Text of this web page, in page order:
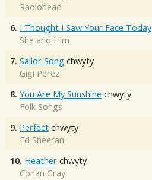
Radiohead
6. I Thought I Saw Your Face Today
She and Him
7. Sailor Song chwyty
Gigi Perez
8. You Are My Sunshine chwyty
Folk Songs
9. Perfect chwyty
Ed Sheeran
10. Heather chwyty
Conan Gray